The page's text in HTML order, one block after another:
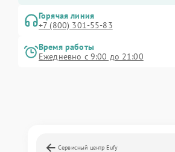
Горячая линия
+7 (800) 301-55-83
Время работы
Ежедневно с 9:00 до 21:00
Сервисный центр Eufy